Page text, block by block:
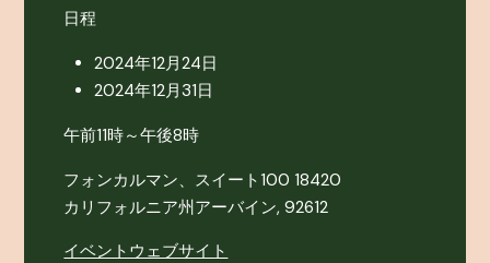
日程
2024年12月24日
2024年12月31日
午前11時～午後8時
フォンカルマン、スイート100 18420
カリフォルニア州アーバイン, 92612
イベントウェブサイト